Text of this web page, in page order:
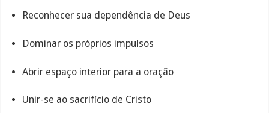
Reconhecer sua dependência de Deus
Dominar os próprios impulsos
Abrir espaço interior para a oração
Unir-se ao sacrifício de Cristo